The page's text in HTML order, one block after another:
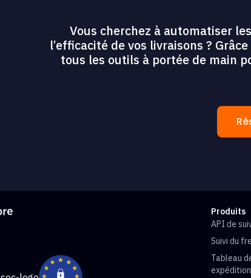
Vous cherchez à automatiser
l’efficacité de vos livraisons ?
tous les outils à portée de main
Produits
API de
Suivi du
Tableau